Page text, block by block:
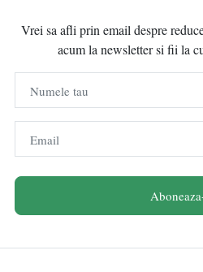
Vrei sa afli prin email despre
acum la newsletter si fii la
Numele tau
Email